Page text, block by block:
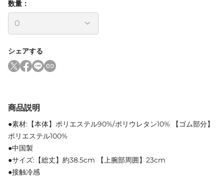
数量：
シェアする
商品説明
●素材:【本体】ポリエステル90%/ポリウレタン10% 【ゴム部分】
ポリエステル100%
●中国製
●サイズ:【総丈】約38.5cm 【上腕部周囲】23cm
●接触冷感